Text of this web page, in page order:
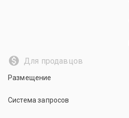
Для продавцов
Размещение
Система запросов